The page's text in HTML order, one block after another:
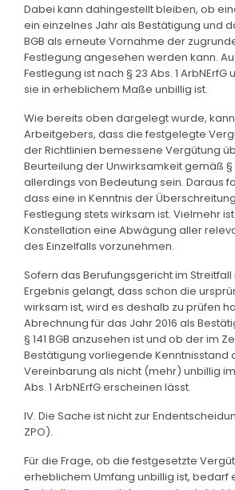
Dabei kann dahingestellt bleiben, ob
ein einzelnes Jahr als Bestätigung und
BGB als erneute Vornahme der
Festlegung angesehen werden kann.
Festlegung ist nach § 23 Abs. 1 ArbNErfG
sie in erheblichem Maße unbillig ist.
Wie bereits oben dargelegt wurde,
Arbeitgebers, dass die festgelegte
der Richtlinien bemessene Vergütung
Beurteilung der Unwirksamkeit gemäß §
allerdings von Bedeutung sein. Daraus
dass eine in Kenntnis der
Festlegung stets wirksam ist. Vielmehr
Konstellation eine Abwägung aller
des Einzelfalls vorzunehmen.
Sofern das Berufungsgericht im Streitfall
Ergebnis gelangt, dass schon die
wirksam ist, wird es deshalb zu prüfen
Abrechnung für das Jahr 2016 als
§ 141 BGB anzusehen ist und ob der im
Bestätigung vorliegende Kenntnisstand
Vereinbarung als nicht (mehr) unbillig
Abs. 1 ArbNErfG erscheinen lässt.
IV. Die Sache ist nicht zur
ZPO).
Für die Frage, ob die festgesetzte
erheblichem Umfang unbillig ist, bedarf